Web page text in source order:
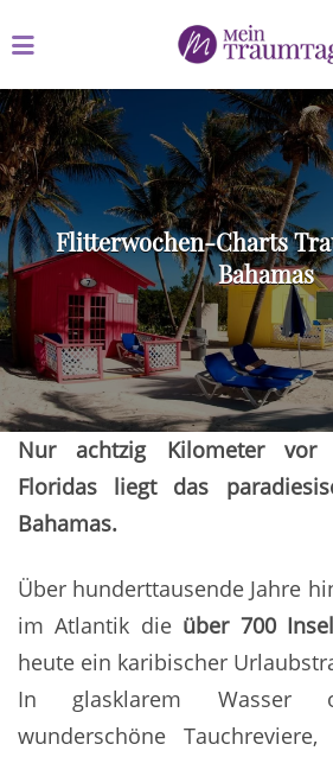
nach:
nach:
Flitterwochen-Charts
Bahamas
Nur achtzig Kilometer vor
Floridas liegt das
Bahamas.
Über hunderttausende Jahre
im Atlantik die über 700
heute ein karibischer
In glasklarem Wasser
wunderschöne